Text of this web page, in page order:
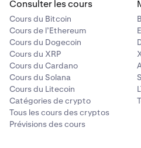
Consulter les cours
Cours du Bitcoin
Cours de l’Ethereum
Cours du Dogecoin
Cours du XRP
Cours du Cardano
Cours du Solana
Cours du Litecoin
Catégories de crypto
Tous les cours des cryptos
Prévisions des cours